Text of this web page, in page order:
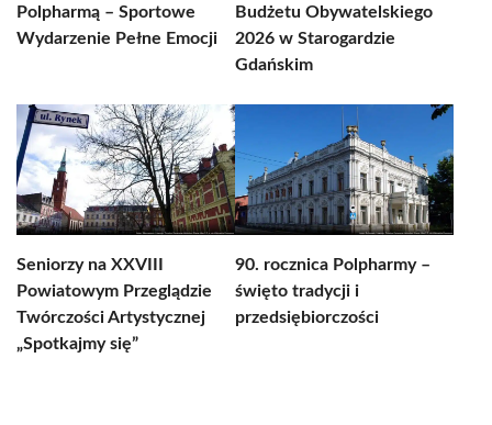
Polpharmą – Sportowe
Wydarzenie Pełne Emocji
Budżetu Obywatelskiego
2026 w Starogardzie
Gdańskim
Seniorzy na XXVIII
Powiatowym Przeglądzie
Twórczości Artystycznej
„Spotkajmy się”
90. rocznica Polpharmy –
święto tradycji i
przedsiębiorczości